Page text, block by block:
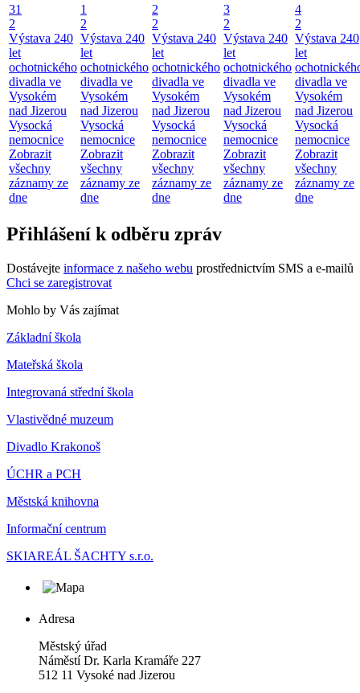
31
2
Výstava 240
let
ochotnického
divadla ve
Vysokém
nad Jizerou
Vysocká
nemocnice
Zobrazit
všechny
záznamy ze
dne
1
2
Výstava 240
let
ochotnického
divadla ve
Vysokém
nad Jizerou
Vysocká
nemocnice
Zobrazit
všechny
záznamy ze
dne
2
2
Výstava 240
let
ochotnického
divadla ve
Vysokém
nad Jizerou
Vysocká
nemocnice
Zobrazit
všechny
záznamy ze
dne
3
2
Výstava 240
let
ochotnického
divadla ve
Vysokém
nad Jizerou
Vysocká
nemocnice
Zobrazit
všechny
záznamy ze
dne
4
2
Výstava 240
let
divadla ve
Vysokém
nad Jizerou
Vysocká
nemocnice
Zobrazit
všechny
záznamy ze
dne
Přihlášení k odběru zpráv
Dostávejte informace z našeho webu prostřednictvím SMS a e-mailů
Chci se zaregistrovat
Mohlo by Vás zajímat
Základní škola
Mateřská škola
Integrovaná střední škola
Vlastivědné muzeum
Divadlo Krakonoš
ÚCHR a PCH
Městská knihovna
Informační centrum
SKIAREÁL ŠACHTY s.r.o.
Adresa
Městský úřad
Náměstí Dr. Karla Kramáře 227
512 11 Vysoké nad Jizerou